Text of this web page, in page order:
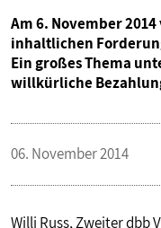
Am 6. November
inhaltlichen
Ein großes Thema
willkürliche
06. November 2014
Willi Russ, Zweiter dbb